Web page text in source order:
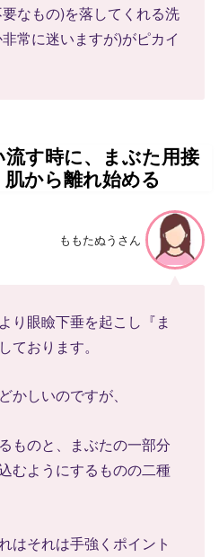
なもの)を落してくれる洗
常に迷いますが)がピカイ
す時に、まぶた用接
から離れ始める
ももたぬうさん
り眼瞼下垂を起こし『ま
ております。
かしいのですが、
ものと、まぶたの一部分
むようにするものの二種
はそれは手強くポイント